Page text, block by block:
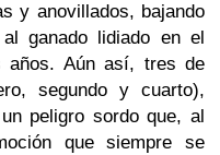
y anovillados, bajando
ganado lidiado en el
años. Aún así, tres de
segundo y cuarto),
peligro sordo que, al
que siempre se